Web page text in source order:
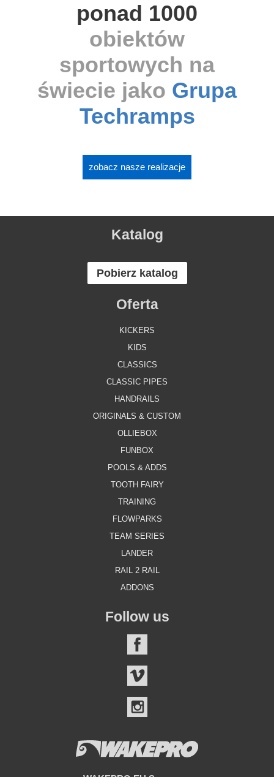
ponad 1000
obiektów
sportowych na
świecie jako Grupa
Techramps
zobacz nasze realizacje
Katalog
Pobierz katalog
Oferta
KICKERS
KIDS
CLASSICS
CLASSIC PIPES
HANDRAILS
ORIGINALS & CUSTOM
OLLIEBOX
FUNBOX
POOLS & ADDS
TOOTH FAIRY
TRAINING
FLOWPARKS
TEAM SERIES
LANDER
RAIL 2 RAIL
ADDONS
Follow us